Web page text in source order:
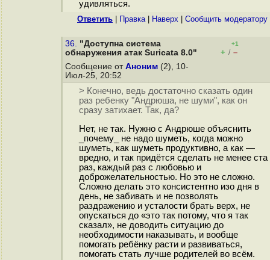
удивляться.
Ответить Правка| Наверх Cообщить модератору
36. "Доступна система
обнаружения атак Suricata 8.0"
+1
+ / –
Сообщение от Аноним (2), 10-
Июл-25, 20:52
> Конечно, ведь достаточно сказать один
раз ребенку "Андрюша, не шуми", как он
сразу затихает. Так, да?
Нет, не так. Нужно с Андрюше объяснить
_почему_ не надо шуметь, когда можно
шуметь, как шуметь продуктивно, а как —
вредно, и так придётся сделать не менее ста
раз, каждый раз с любовью и
доброжелательностью. Но это не сложно.
Сложно делать это консистентно изо дня в
день, не забивать и не позволять
раздражению и усталости брать верх, не
опускаться до «это так потому, что я так
сказал», не доводить ситуацию до
необходимости наказывать, и вообще
помогать ребёнку расти и развиваться,
помогать стать лучше родителей во всём.